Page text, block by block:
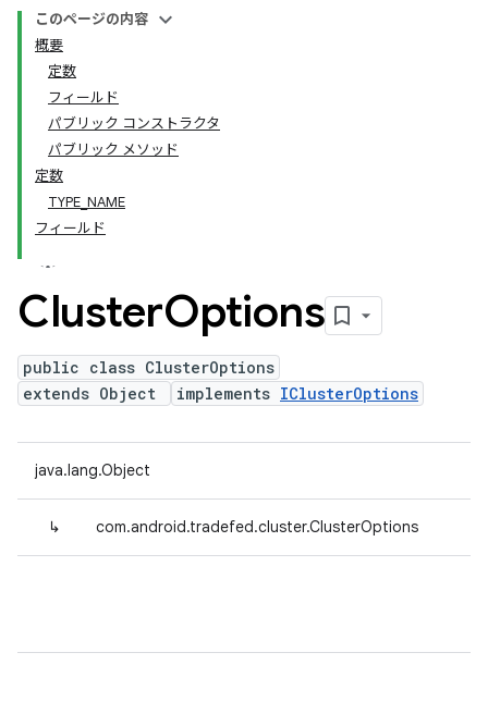
このページの内容
概要
定数
フィールド
パブリック コンストラクタ
パブリック メソッド
定数
TYPE_NAME
フィールド
ClusterOptions
public class ClusterOptions
extends Object
implements IClusterOptions
java.lang.Object
↳ com.android.tradefed.cluster.ClusterOptions